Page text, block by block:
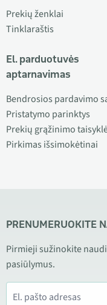
Prekių ženklai
Tinklaraštis
El. parduotuvės
aptarnavimas
Bendrosios pardavimo
Pristatymo parinktys
Prekių grąžinimo
Pirkimas išsimokėtinai
PRENUMERUOKITE
Pirmieji sužinokite
pasiūlymus.